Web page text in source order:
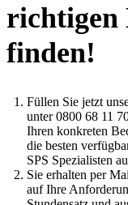
finden!
Füllen Sie jetzt
unter 0800 68 11
Ihren konkreten
die besten
SPS Spezialisten
Sie erhalten per
auf Ihre